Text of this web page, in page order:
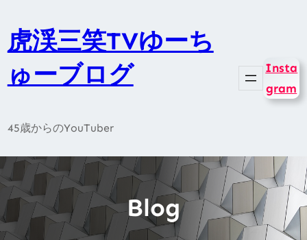
容
を
プ
虎渓三笑TVゆーち
ゅーブログ
45歳からのYouTuber
Insta
gram
Blog